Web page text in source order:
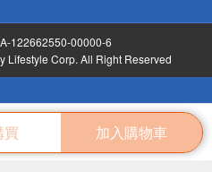
買 加入購物車
122662550-00000-6
Lifestyle Corp. All Right Reserved